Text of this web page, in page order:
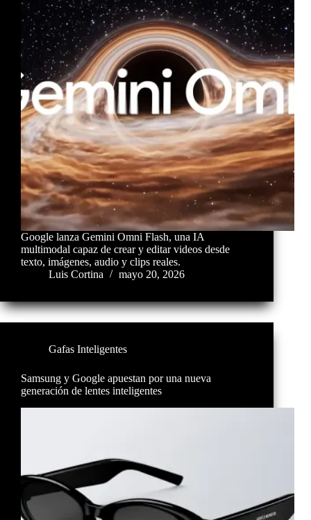
Google lanza Gemini Omni Flash, una IA
multimodal capaz de crear y editar videos desde
texto, imágenes, audio y clips reales.
Luis Cortina
mayo 20, 2026
Gafas Inteligentes
Samsung y Google apuestan por una nueva
generación de lentes inteligentes